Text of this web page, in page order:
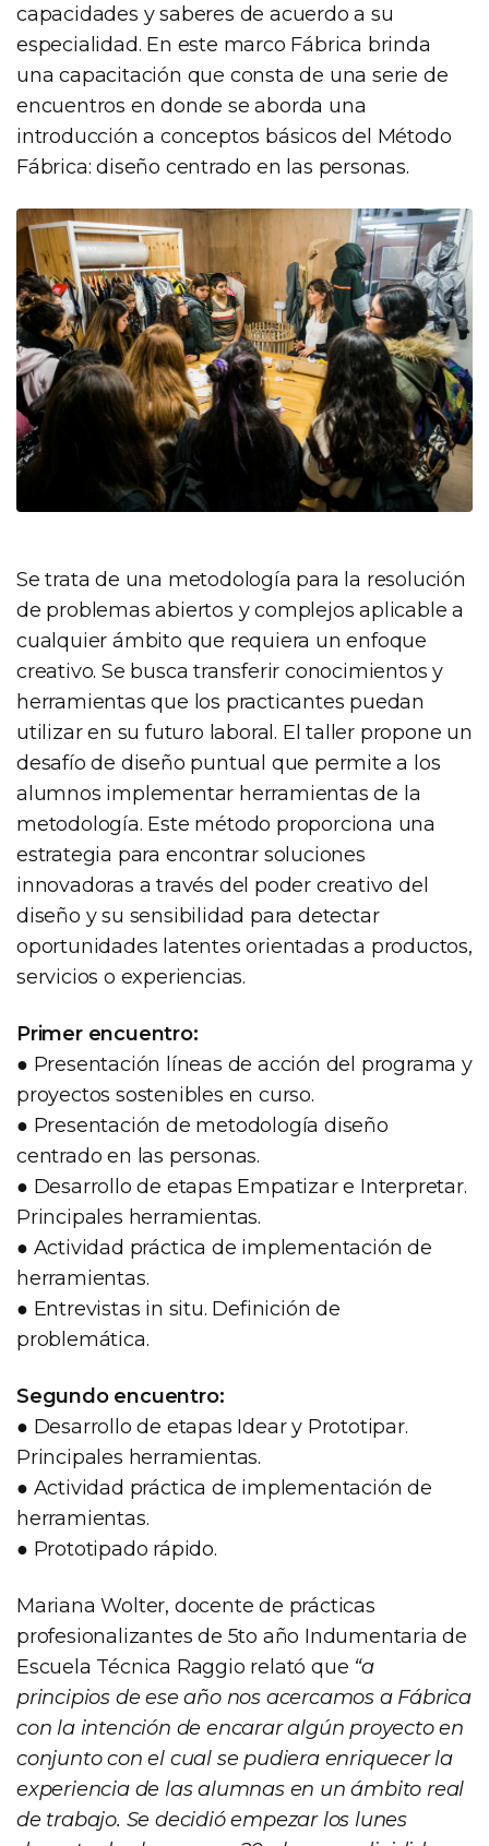
capacidades y saberes de acuerdo a su
especialidad. En este marco Fábrica brinda
una capacitación que consta de una serie de
encuentros en donde se aborda una
introducción a conceptos básicos del Método
Fábrica: diseño centrado en las personas.
Se trata de una metodología para la resolución
de problemas abiertos y complejos aplicable a
cualquier ámbito que requiera un enfoque
creativo. Se busca transferir conocimientos y
herramientas que los practicantes puedan
utilizar en su futuro laboral. El taller propone un
desafío de diseño puntual que permite a los
alumnos implementar herramientas de la
metodología. Este método proporciona una
estrategia para encontrar soluciones
innovadoras a través del poder creativo del
diseño y su sensibilidad para detectar
oportunidades latentes orientadas a productos,
servicios o experiencias.
Primer encuentro:
● Presentación líneas de acción del programa y
proyectos sostenibles en curso.
● Presentación de metodología diseño
centrado en las personas.
● Desarrollo de etapas Empatizar e Interpretar.
Principales herramientas.
● Actividad práctica de implementación de
herramientas.
● Entrevistas in situ. Definición de
problemática.
Segundo encuentro:
● Desarrollo de etapas Idear y Prototipar.
Principales herramientas.
● Actividad práctica de implementación de
herramientas.
● Prototipado rápido.
Mariana Wolter, docente de prácticas
profesionalizantes de 5to año Indumentaria de
Escuela Técnica Raggio relató que “a
principios de ese año nos acercamos a Fábrica
con la intención de encarar algún proyecto en
conjunto con el cual se pudiera enriquecer la
experiencia de las alumnas en un ámbito real
de trabajo. Se decidió empezar los lunes